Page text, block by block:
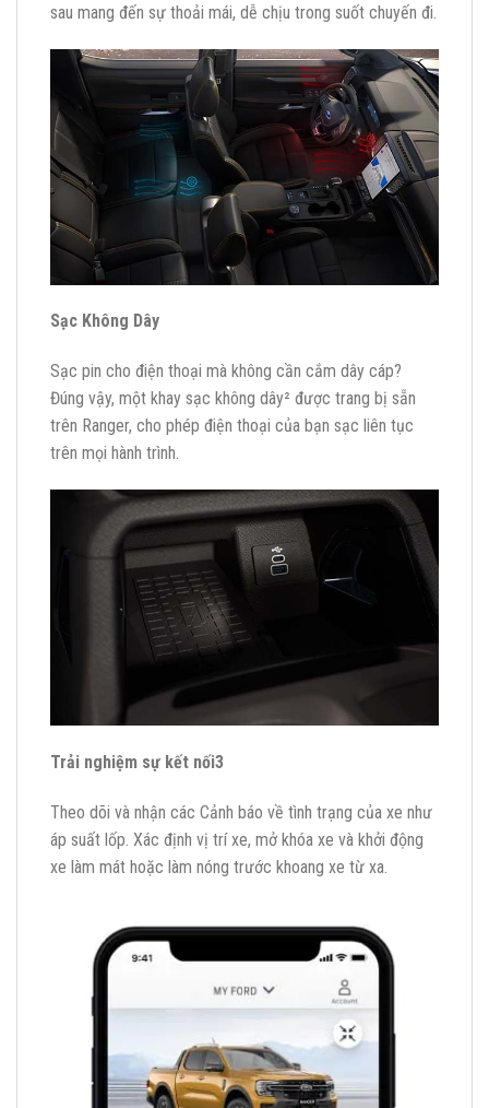
sau mang đến sự thoải mái, dễ chịu trong suốt chuyến đi.
Sạc Không Dây
Sạc pin cho điện thoại mà không cần cắm dây cáp?
Đúng vậy, một khay sạc không dây² được trang bị sẵn
trên Ranger, cho phép điện thoại của bạn sạc liên tục
trên mọi hành trình.
Trải nghiệm sự kết nối3
Theo dõi và nhận các Cảnh báo về tình trạng của xe như
áp suất lốp. Xác định vị trí xe, mở khóa xe và khởi động
xe làm mát hoặc làm nóng trước khoang xe từ xa.